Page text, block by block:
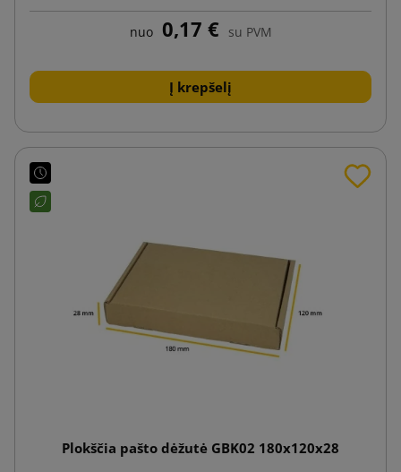
nuo 0,17 € su PVM
Į krepšelį
Plokščia pašto dėžutė GBK02 180x120x28